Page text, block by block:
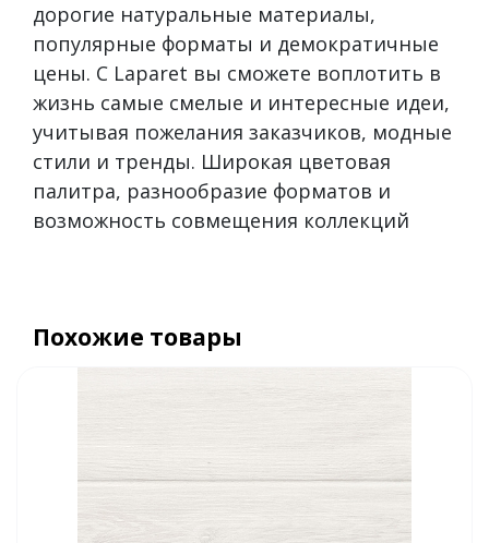
дорогие натуральные материалы,
популярные форматы и демократичные
цены. С Laparet вы сможете воплотить в
жизнь самые смелые и интересные идеи,
учитывая пожелания заказчиков, модные
стили и тренды. Широкая цветовая
палитра, разнообразие форматов и
возможность совмещения коллекций
Похожие товары